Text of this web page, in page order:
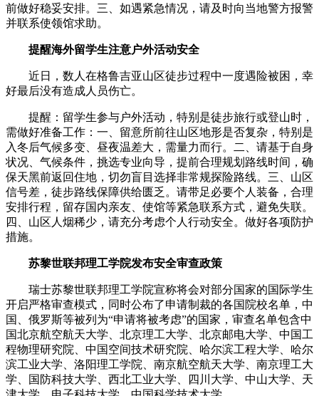
前做好稳妥安排。三、如遇紧急情况，请及时向当地警方报警
并联系使领馆求助。
提醒海外留学生注意户外活动安全
近日，数人在格鲁吉亚山区徒步过程中一度遇险被困，幸
好最后没有造成人员伤亡。
提醒：留学生参与户外活动，特别是徒步旅行或登山时，
需做好准备工作：一、留意所前往山区地形是否复杂，特别是
入冬后气候多变、昼夜温差大，需量力而行。二、请基于自身
状况、气候条件，挑选专业向导，提前合理规划路线时间，确
保天黑前返回住地，切勿盲目选择非常规探险路线。三、山区
信号差，徒步路线保障供给匮乏。请带足必要个人装备，合理
安排行程，留存国内亲友、使馆等紧急联系方式，避免失联。
四、山区人烟稀少，请充分考虑个人行动安全。做好各项防护
措施。
苏黎世联邦理工学院发布安全审查政策
瑞士苏黎世联邦理工学院宣称将会对部分国家的国际学生
开启严格审查模式，同时公布了申请制裁的各国院校名单，中
国、俄罗斯等被列为“申请将被考虑”的国家，审查名单包含中
国北京航空航天大学、北京理工大学、北京邮电大学、中国工
程物理研究院、中国空间技术研究院、哈尔滨工程大学、哈尔
滨工业大学、洛阳理工学院、南京航空航天大学、南京理工大
学、国防科技大学、西北工业大学、四川大学、中山大学、天